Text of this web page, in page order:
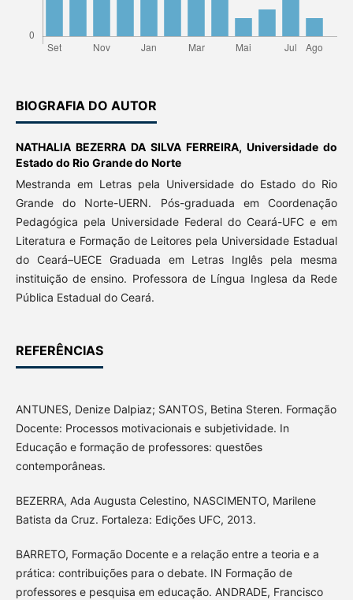
BIOGRAFIA DO AUTOR
NATHALIA BEZERRA DA SILVA FERREIRA,Universidade do
Estado do Rio Grande do Norte
Mestranda em Letras pela Universidade do Estado do Rio
Grande do Norte-UERN. Pós-graduada em Coordenação
Pedagógica pela Universidade Federal do Ceará-UFC e em
Literatura e Formação de Leitores pela Universidade Estadual
do Ceará–UECE Graduada em Letras Inglês pela mesma
instituição de ensino. Professora de Língua Inglesa da Rede
Pública Estadual do Ceará.
REFERÊNCIAS
ANTUNES, Denize Dalpiaz; SANTOS, Betina Steren. Formação
Docente: Processos motivacionais e subjetividade. In
Educação e formação de professores: questões
contemporâneas.
BEZERRA, Ada Augusta Celestino, NASCIMENTO, Marilene
Batista da Cruz. Fortaleza: Edições UFC, 2013.
BARRETO, Formação Docente e a relação entre a teoria e a
prática: contribuições para o debate. IN Formação de
professores e pesquisa em educação. ANDRADE, Francisco